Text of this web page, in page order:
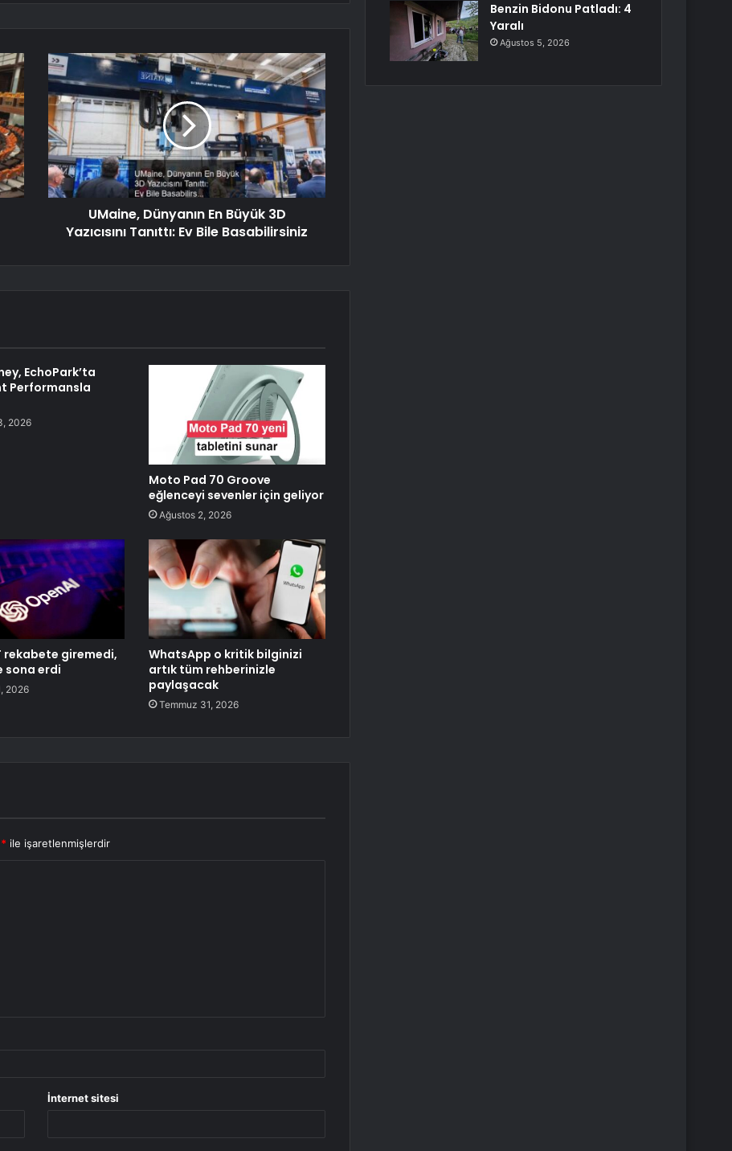
UMaine, Dünyanın En Büyük 3D
Yazıcısını Tanıttı: Ev Bile Basabilirsiniz
EchoPark’ta
Performansla
2026
Moto Pad 70 Groove
eğlenceyi sevenler için geliyor
Ağustos 2, 2026
rekabete giremedi,
sona erdi
2026
WhatsApp o kritik bilginizi
artık tüm rehberinizle
paylaşacak
Temmuz 31, 2026
* ile işaretlenmişlerdir
İnternet sitesi
Benzin Bidonu Patladı: 4
Yaralı
Ağustos 5, 2026